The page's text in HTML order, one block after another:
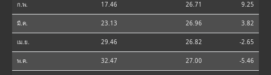
ก.พ. 17.46 26.71 9.25
มี.ค. 23.13 26.96 3.82
เม.ย. 29.46 26.82 -2.65
พ.ค. 32.47 27.00 -5.46